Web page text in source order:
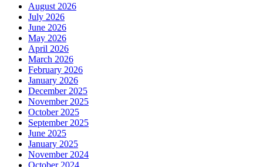
August 2026
July 2026
June 2026
May 2026
April 2026
March 2026
February 2026
January 2026
December 2025
November 2025
October 2025
September 2025
June 2025
January 2025
November 2024
October 2024